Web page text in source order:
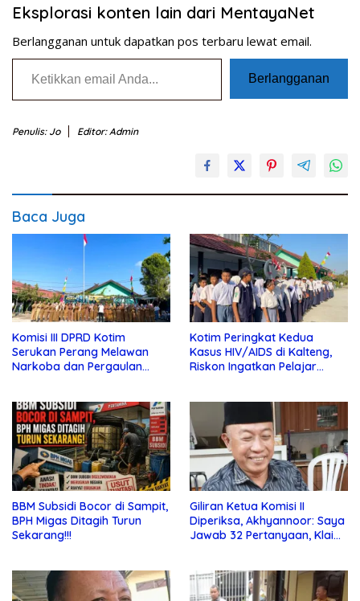
Eksplorasi konten lain dari MentayaNet
Berlangganan untuk dapatkan pos terbaru lewat email.
Ketikkan email Anda...
Berlangganan
Penulis: Jo Editor: Admin
Baca Juga
Komisi III DPRD Kotim
Serukan Perang Melawan
Narkoba dan Pergaulan
Kotim Peringkat Kedua
Kasus HIV/AIDS di Kalteng,
Riskon Ingatkan Pelajar
BBM Subsidi Bocor di Sampit,
BPH Migas Ditagih Turun
Sekarang!!!
Giliran Ketua Komisi II
Diperiksa, Akhyannoor: Saya
Jawab 32 Pertanyaan, Klaim